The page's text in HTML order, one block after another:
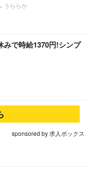
うららか
みで時給1370円!シンプ
sponsored by 求人ボックス